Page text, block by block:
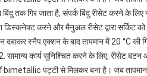
तक गिर जाता है, संपर्क बिंदु रीसेट करने के
डिस्कनेक्ट करने और मैनुअल रीसेट द्वारा सर्किट
दबाकर स्नैप एक्शन के बाद तापमान में 20 °C
कार्य सुनिश्चित करने के लिए, रीसेट बटन
पट्टी से मिलकर बना है। जब तापमान